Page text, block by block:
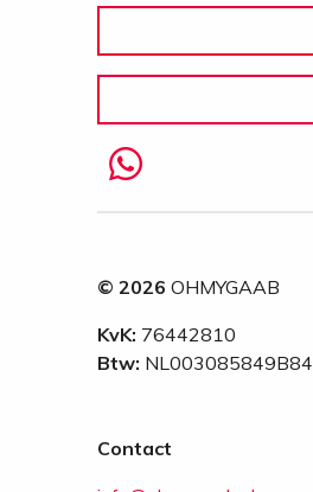
© 2026 OHMYGAAB
KvK: 76442810
Btw: NL003085849B84
Contact